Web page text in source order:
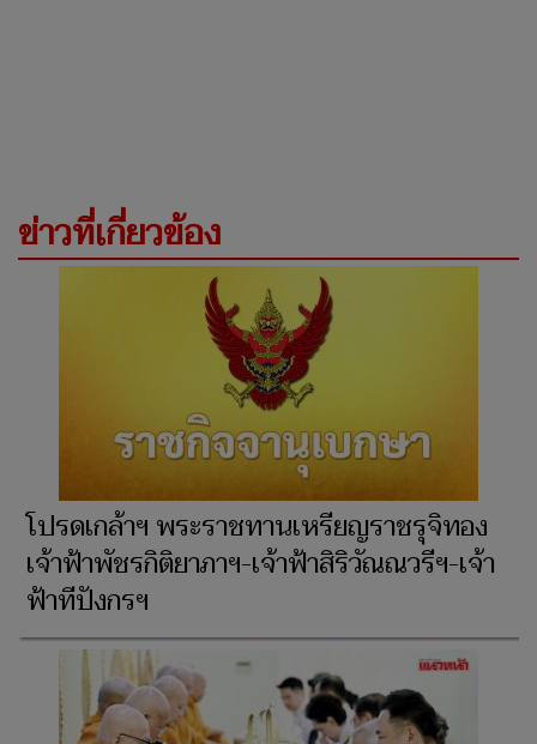
ข่าวที่เกี่ยวข้อง
โปรดเกล้าฯ พระราชทานเหรียญราชรุจิทอง
เจ้าฟ้าพัชรกิติยาภาฯ-เจ้าฟ้าสิริวัณณวรีฯ-เจ้า
ฟ้าทีปังกรฯ